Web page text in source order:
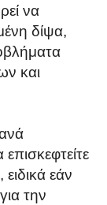
να
δίψα,
και
εάν
την